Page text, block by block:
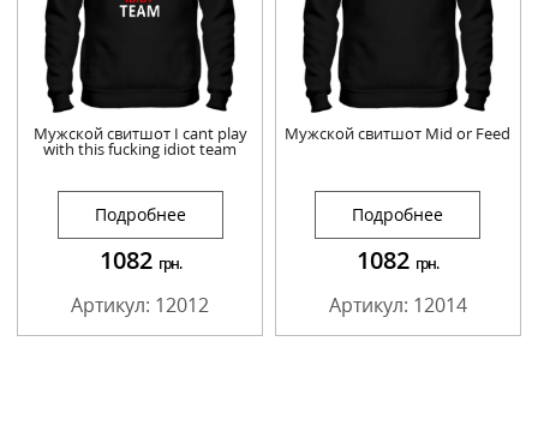
Мужской свитшот I cant play
with this fucking idiot team
Подробнее
1082 грн.
Артикул: 12012
Мужской свитшот Mid or Feed
Подробнее
1082 грн.
Артикул: 12014